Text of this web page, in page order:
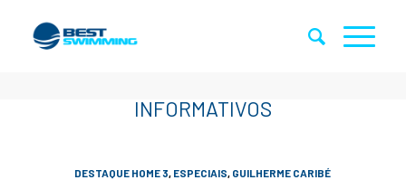
DESTAQUE HOME 3, ESPECIAIS, GUILHERME CARIBÉ